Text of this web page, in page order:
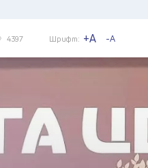
4397 Шрифт: +A -A